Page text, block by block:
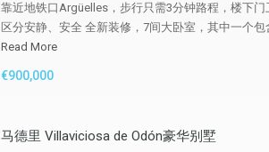
靠近地铁口Argüelles，步行只需3分钟路程，楼下门
区分安静、安全 全新装修，7间大卧室，其中一个包
Read More
€900,000
马德里 Villaviciosa de Odón豪华别墅